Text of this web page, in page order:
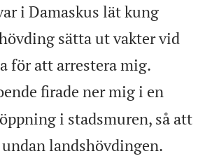
i Damaskus lät kung
sätta ut vakter vid
för att arrestera mig.
firade ner mig i en
i stadsmuren, så att
undan landshövdingen.